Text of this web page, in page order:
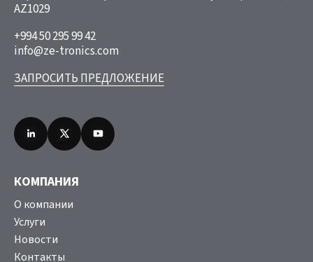
AZ1029
+994 50 295 99 42
info@ze-tronics.com
ЗАПРОСИТЬ ПРЕДЛОЖЕНИЕ
КОМПАНИЯ
О компании
Услуги
Новости
Контакты